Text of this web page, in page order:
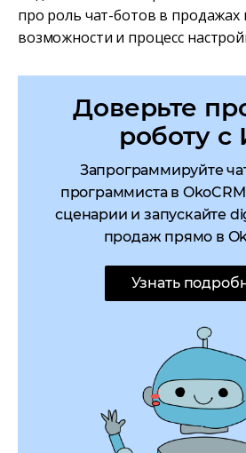
про роль чат-ботов в продажах
возможности и процесс
Доверьте
роботу с
Запрограммируйте
программиста в
сценарии и запускайте
продаж прямо в
Узнать